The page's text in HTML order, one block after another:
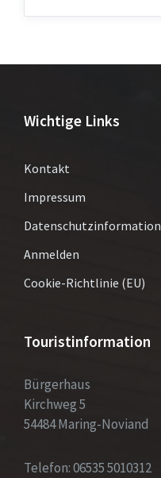
Wichtige Links
Kontakt
Impressum
Datenschutzinformation
Anmelden
Cookie-Richtlinie (EU)
Touristinformation
Bürgerhaus
Kirchweg 5
54484 Maring-Noviand
Telefon: 06535 5010312